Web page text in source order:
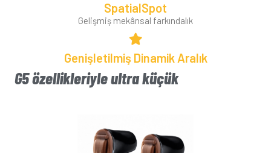
SpatialSpot
Gelişmiş mekânsal farkındalık
Genişletilmiş Dinamik Aralık
G5 özellikleriyle ultra küçük